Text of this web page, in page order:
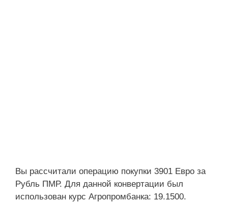
Вы рассчитали операцию покупки 3901 Евро за
Рубль ПМР. Для данной конвертации был
использован курс Агропромбанка: 19.1500.